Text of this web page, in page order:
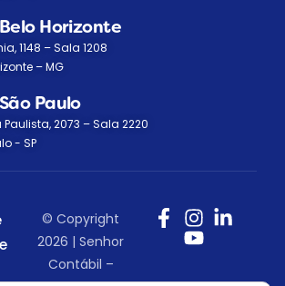
Horizonte
1148 – Sala 1208
– MG
Paulo
2073 – Sala 2220
- SP
© Copyright
2026 | Senhor
Contábil –